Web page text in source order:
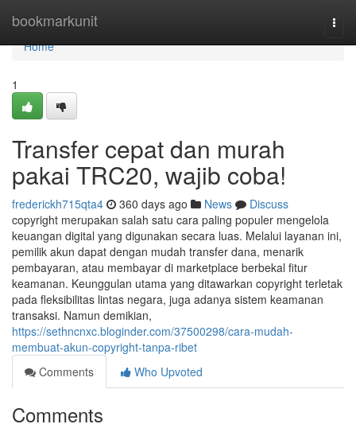
bookmarkunit
Home
Home
1
Transfer cepat dan murah
pakai TRC20, wajib coba!
frederickh715qta4 360 days ago News
Discuss
copyright merupakan salah satu cara paling populer mengelola
keuangan digital yang digunakan secara luas. Melalui layanan ini,
pemilik akun dapat dengan mudah transfer dana, menarik
pembayaran, atau membayar di marketplace berbekal fitur
keamanan. Keunggulan utama yang ditawarkan copyright terletak
pada fleksibilitas lintas negara, juga adanya sistem keamanan
transaksi. Namun demikian,
https://sethncnxc.bloginder.com/37500298/cara-mudah-
membuat-akun-copyright-tanpa-ribet
Comments
Who Upvoted
Comments